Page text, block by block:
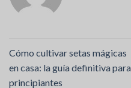
Cómo cultivar setas mágicas
en casa: la guía definitiva para
principiantes